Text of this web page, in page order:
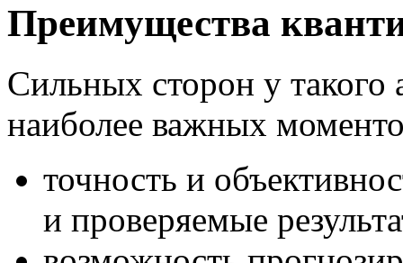
Преимущества
Сильных сторон у такого
наиболее важных
точность и
и проверяемые